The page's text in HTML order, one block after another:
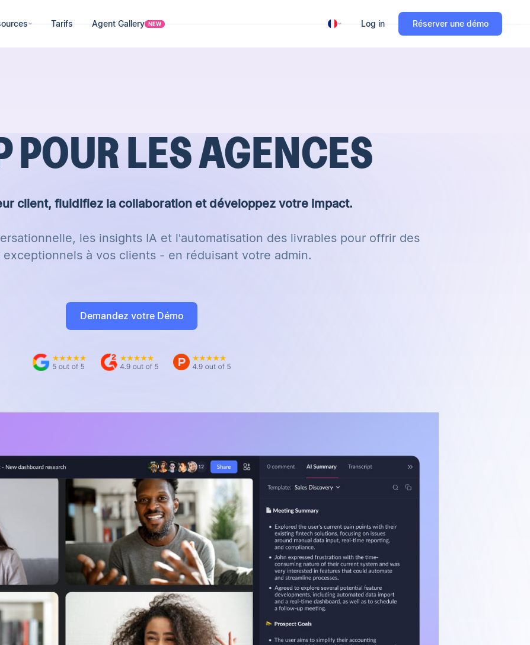
Tarifs Agent Gallery NEW Log in Réserver une démo
POUR LES AGENCES
client, fluidifiez la collaboration et développez votre impact.
les insights IA et l'automatisation des livrables pour offrir des
exceptionnels à vos clients - en réduisant votre admin.
Demandez votre Démo